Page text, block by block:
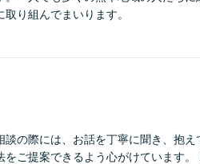
り組んでまいります。
談の際には、お話を丁寧に聞き、抱え
ご提案できるよう心がけています。